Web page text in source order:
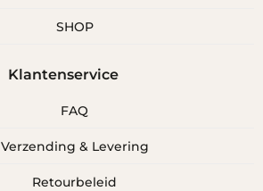
SHOP
Klantenservice
FAQ
Verzending & Levering
Retourbeleid